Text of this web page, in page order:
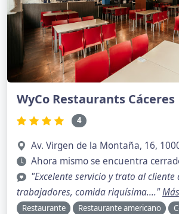
WyCo Restaurants Cáceres
4
Av. Virgen de la Montaña, 16,
Ahora mismo se encuentra
"Excelente servicio y trato al cliente
trabajadores, comida riquísima...."
Restaurante Restaurante americano